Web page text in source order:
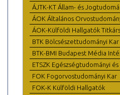
ÁJTK-KT Állam- és
ÁOK Általános
ÁOK-Külföldi Hallgatók
BTK Bölcsészettudományi Kar
BTK-BMI Budapest Média
ETSZK Egészségtudományi
FOK Fogorvostudományi Kar
FOK-K Külföldi Hallgatók